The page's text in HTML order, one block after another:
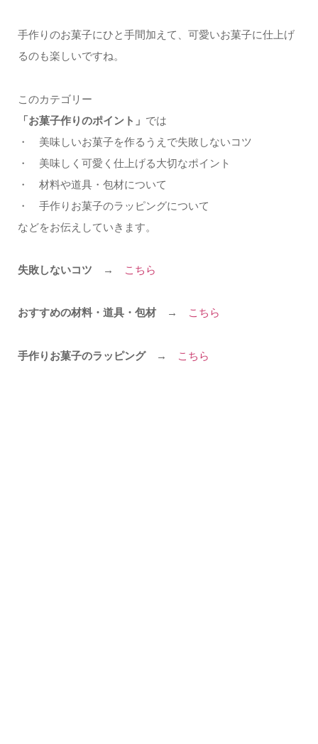
手作りのお菓子にひと手間加えて、可愛いお菓子に仕上げ
るのも楽しいですね。
このカテゴリー
「お菓子作りのポイント」 では
・ 美味しいお菓子を作るうえで失敗しないコツ
・ 美味しく可愛く仕上げる大切なポイント
・ 材料や道具・包材について
・ 手作りお菓子のラッピングについて
などをお伝えしていきます。
失敗しないコツ → こちら
おすすめの材料・道具・包材 → こちら
手作りお菓子のラッピング → こちら